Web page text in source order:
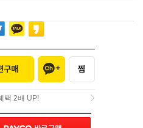
택 2배 UP!
택 2배 UP!